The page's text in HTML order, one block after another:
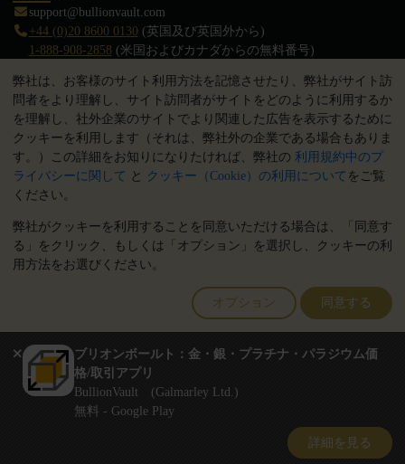
弊社は、お客様のサイト利用方法を記憶させたり、弊社がサイト訪
問者をより理解し、サイト訪問者がサイトをどのように利用するか
を理解し、社外企業のサイトでより関連した広告を表示するために
クッキーを利用します（それは、弊社外の企業である場合もありま
す。）この詳細をお知りになりたければ、弊社の 利用規約中のプ
ライバシーに関して と クッキー（Cookie）の利用について をご覧
ください。
弊社がクッキーを利用することを同意いただける場合は、「同意す
る」をクリック、もしくは「オプション」を選択し、クッキーの利
用方法をお選びください。
オプション 同意する
ブリオンボールト：金・銀・プラチナ・パラジウム価
格/取引アプリ
BullionVault (Galmarley Ltd.)
無料 - Google Play
詳細を見る
support@bullionvault.com
+44 (0)20 8600 0130 (英国及び英国外から)
1-888-908-2858 (米国およびカナダからの無料番号)
クリックして通話を開始
営業時間:
9:00～20:30 (英国), 月曜日から金曜日
17:00～2:30（日本時間）, 月曜日から金曜日
Galmarley Ltd T/A BullionVault
3 Shortlands (7th Floor)
London
W6 8DA
United Kingdom
貴金属の価値は下落することもあれば上昇することもありま
す。過去の傾向は、将来の価格の動きを保証するものではありませ
ん。BullionVaultのウェブサイト上、もしくはBullionVaultとのコミ
ュニケーション上のいかなる内容も、投資に関する助言ではありま
せん。顧客は、金及び銀地金を所有することが適切かどうかを判断
するために、専門家の助言を求めることをお勧めします。
Galmarley Ltd, trading as BullionVault, registered in England and Wales